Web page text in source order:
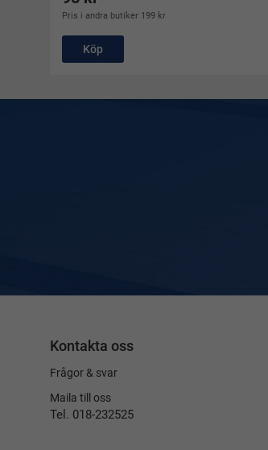
Pris i andra butiker 199 kr
Köp
Kontakta oss
Frågor & svar
Maila till oss
Tel. 018-232525